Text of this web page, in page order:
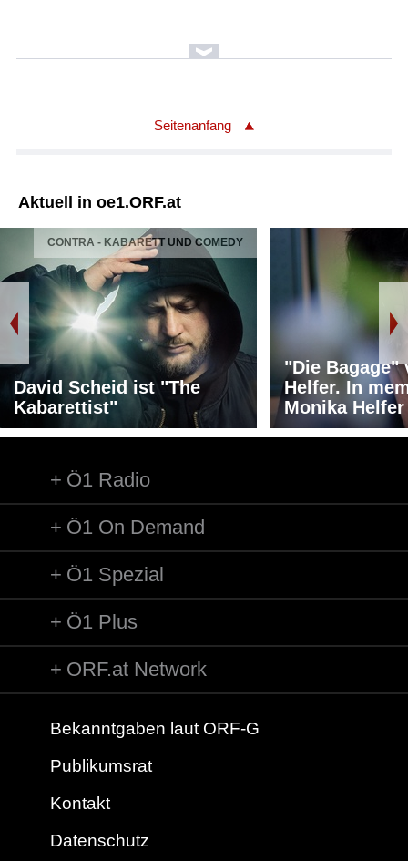
Seitenanfang
Aktuell in oe1.ORF.at
CONTRA - KABARETT UND COMEDY
David Scheid ist "The
Kabarettist"
"Die Bagage"
Helfer. In
Monika Helfer
Ö1 Radio
Ö1 On Demand
Ö1 Spezial
Ö1 Plus
ORF.at Network
Bekanntgaben laut ORF-G
Publikumsrat
Kontakt
Datenschutz